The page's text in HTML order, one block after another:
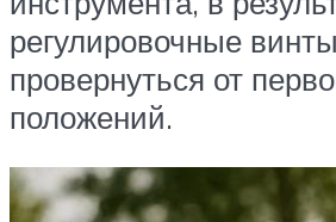
регулировочные
провернуться от
положений.